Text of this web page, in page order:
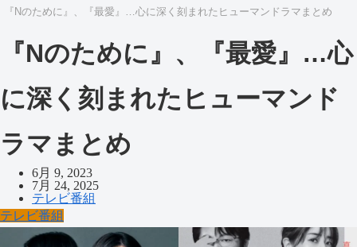
『Nのために』、『最愛』…心に深く刻まれたヒューマンドラマまとめ
『Nのために』、『最愛』…心
に深く刻まれたヒューマンド
ラマまとめ
6月 9, 2023
7月 24, 2025
テレビ番組
テレビ番組